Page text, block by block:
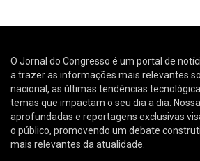
O Jornal do Congresso é um portal de
a trazer as informações mais relevantes
nacional, as últimas tendências
temas que impactam o seu dia a dia.
aprofundadas e reportagens exclusivas
o público, promovendo um debate
mais relevantes da atualidade.